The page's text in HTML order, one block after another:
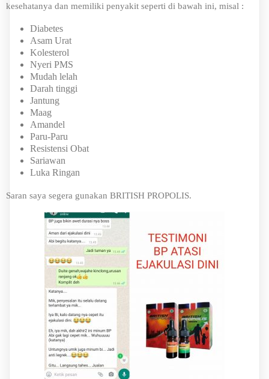
kesehatanya dan memiliki penyakit seperti di bawah ini, misal :
Diabetes
Asam Urat
Kolesterol
Nyeri PMS
Mudah lelah
Darah tinggi
Jantung
Maag
Amandel
Paru-Paru
Resistensi Obat
Sariawan
Luka Ringan
Saran saya segera gunakan BRITISH PROPOLIS.